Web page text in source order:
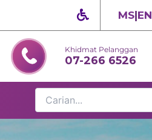
MS|EN
Khidmat Pelanggan
07-266 6526